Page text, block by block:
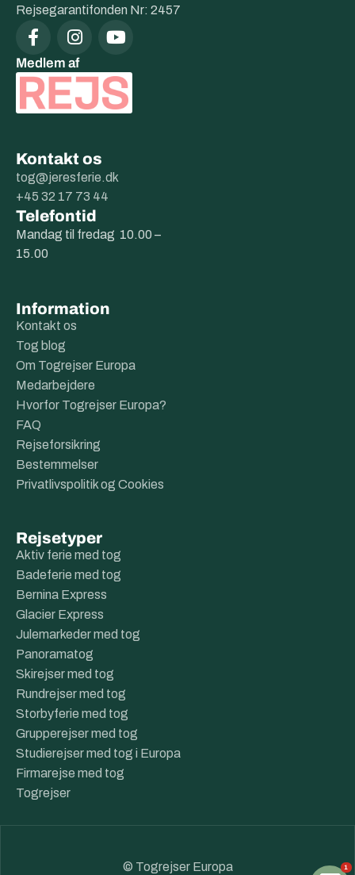
Rejsegarantifonden Nr: 2457
Medlem af
Kontakt os
tog@jeresferie.dk
+45 32 17 73 44
Telefontid
Mandag til fredag 10.00 –
15.00
Information
Kontakt os
Tog blog
Om Togrejser Europa
Medarbejdere
Hvorfor Togrejser Europa?
FAQ
Rejseforsikring
Bestemmelser
Privatlivspolitik og Cookies
Rejsetyper
Aktiv ferie med tog
Badeferie med tog
Bernina Express
Glacier Express
Julemarkeder med tog
Panoramatog
Skirejser med tog
Rundrejser med tog
Storbyferie med tog
Grupperejser med tog
Studierejser med tog i Europa
Firmarejse med tog
Togrejser
© Togrejser Europa 1